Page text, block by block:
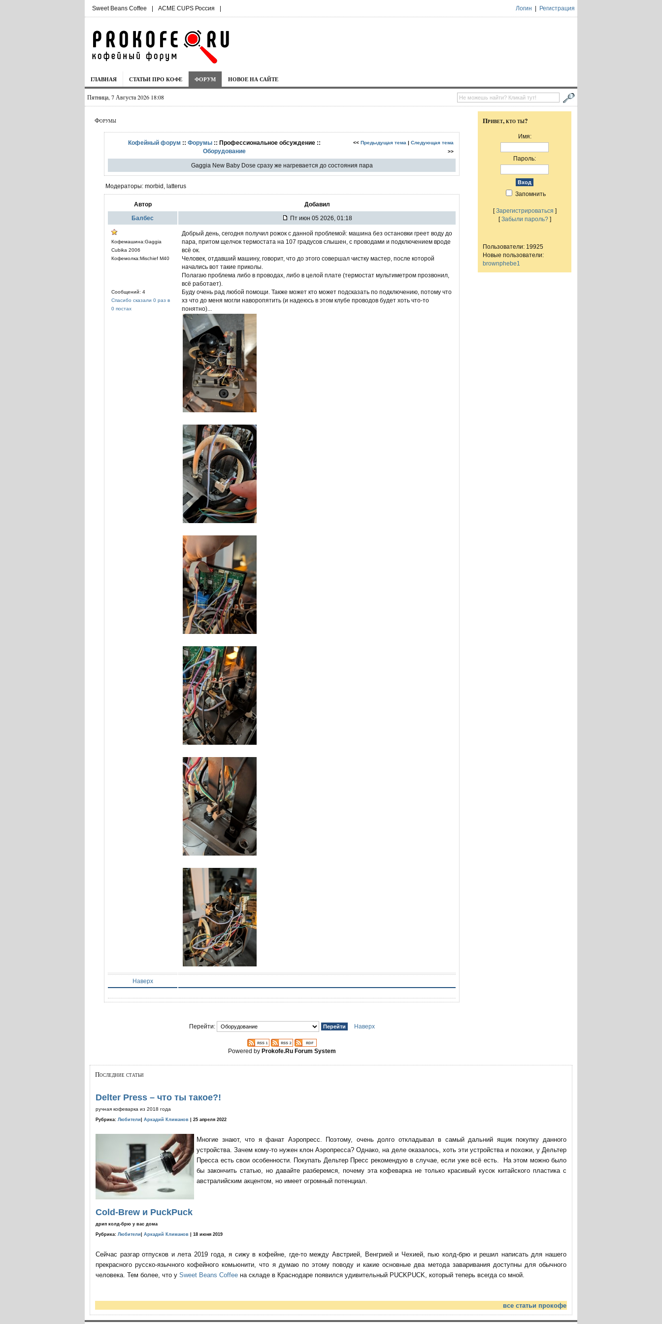
Sweet Beans Coffee | ACME CUPS Россия | Логин Регистрация
ГЛАВНАЯ СТАТЬИ ПРО КОФЕ ФОРУМ НОВОЕ НА САЙТЕ
Пятница, 7 Августа 2026 18:08
Форумы
Кофейный форум :: Форумы:: Профессиональное обсуждение ::
Оборудование
<< Предыдущая тема | Следующая тема
>>
Gaggia New Baby Dose сразу же нагревается до состояния пара
Модераторы: morbid, latterus
Автор Добавил
Балбес Пт июн 05 2026, 01:18
Кофемашина:Gaggia
Cubika 2006
Кофемолка:Mischief M40
Сообщений: 4
Спасибо сказали 0 раз в
0 постах
Добрый день, сегодня получил рожок с данной проблемой: машина без остановки греет воду до
пара, притом щелчок термостата на 107 градусов слышен, с проводами и подключением вроде
всё ок.
Человек, отдавший машину, говорит, что до этого совершал чистку мастер, после которой
начались вот такие приколы.
Полагаю проблема либо в проводах, либо в целой плате (термостат мультиметром прозвонил,
всё работает).
Буду очень рад любой помощи. Также может кто может подсказать по подключению, потому что
хз что до меня могли наворопятить (и надеюсь в этом клубе проводов будет хоть что-то
понятно)...
Наверх
Перейти: Наверх
Powered by Prokofe.Ru Forum System
Привет, кто ты?
Имя:
Пароль:
Запомнить
[Зарегистрироваться ]
[Забыли пароль?]
Пользователи: 19925
Новые пользователи:
brownphebe1
Последние статьи
Delter Press – что ты такое?!
ручная кофеварка из 2018 года
Рубрика: Любители Аркадий Климанов | 25 апреля 2022
Многие знают, что я фанат Аэропресс. Поэтому, очень долго откладывал в самый дальний ящик покупку данного
устройства. Зачем кому-то нужен клон Аэропресса? Однако, на деле оказалось, хоть эти устройства и похожи, у Дельтер
Пресса есть свои особенности. Покупать Дельтер Пресс рекомендую в случае, если уже всё есть. На этом можно было
бы закончить статью, но давайте разберемся, почему эта кофеварка не только красивый кусок китайского пластика с
австралийским акцентом, но имеет огромный потенциал.
Cold-Brew и PuckPuck
дрип колд-брю у вас дома
Рубрика: Любители Аркадий Климанов | 18 июня 2019
Сейчас разгар отпусков и лета 2019 года, я сижу в кофейне, где-то между Австрией, Венгрией и Чехией, пью колд-брю и решил написать для нашего
прекрасного русско-язычного кофейного комьюнити, что я думаю по этому поводу и какие основные два метода заваривания доступны для обычного
человека. Тем более, что у Sweet Beans Coffee на складе в Краснодаре появился удивительный PUCKPUCK, который теперь всегда со мной.
все статьи прокофе